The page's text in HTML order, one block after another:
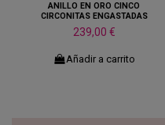
ANILLO EN ORO CINCO
CIRCONITAS ENGASTADAS
239,00 €
Añadir a carrito